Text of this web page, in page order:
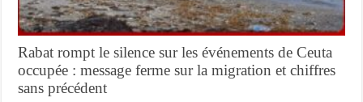
Rabat rompt le silence sur les événements de Ceuta
occupée : message ferme sur la migration et chiffres
sans précédent